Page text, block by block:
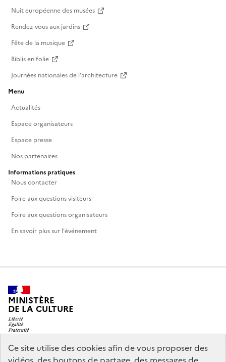
Ce site utilise des cookies afin de vous proposer des
Nuit européenne des musées
Rendez-vous aux jardins
Fête de la musique
Biblis en folie
Journées nationales de l'architecture
Menu
Actualités
Espace organisateurs
Espace presse
Nos partenaires
Informations pratiques
Nous contacter
Foire aux questions visiteurs
Foire aux questions organisateurs
En savoir plus sur l'événement
MINISTÈRE
DE LA CULTURE